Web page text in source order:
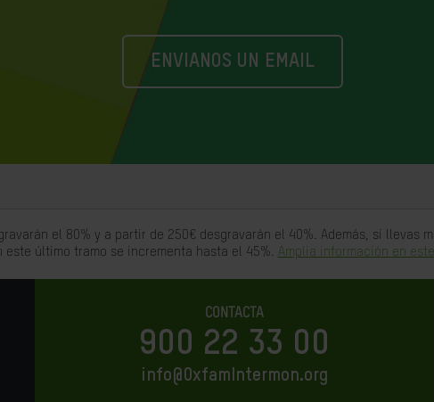
ENVIANOS UN EMAIL
el 80% y a partir de 250€ desgravarán el 40%. Además, si llevas
este último tramo se incrementa hasta el 45%. Amplia información en
CONTACTA
900 22 33 00
info@OxfamIntermon.org